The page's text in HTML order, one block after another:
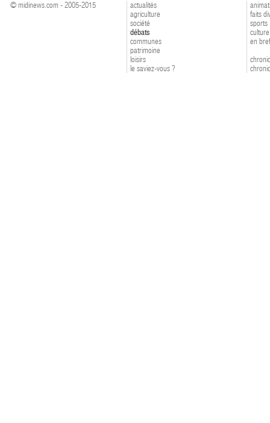
© midinews.com - 2005-2015
actualités
agriculture
société
débats
communes
patrimoine
loisirs
le saviez-vous ?
faits
sports
culture
en bref